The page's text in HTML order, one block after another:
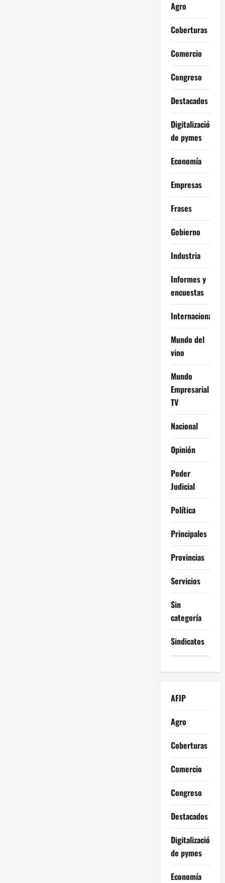
Agro
Coberturas
Comercio
Congreso
Destacados
Digitalización
de pymes
Economía
Empresas
Frases
Gobierno
Industria
Informes y
encuestas
Internacional
Mundo del
vino
Mundo
Empresarial
TV
Nacional
Opinión
Poder
Judicial
Política
Principales
Provincias
Servicios
Sin
categoría
Sindicatos
AFIP
Agro
Coberturas
Comercio
Congreso
Destacados
Digitalización
de pymes
Economía